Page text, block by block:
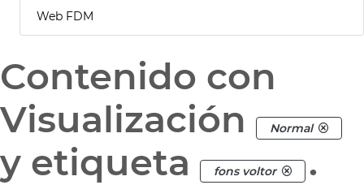
Web FDM
Contenido con
Visualización
Normal
y etiqueta fons voltor .